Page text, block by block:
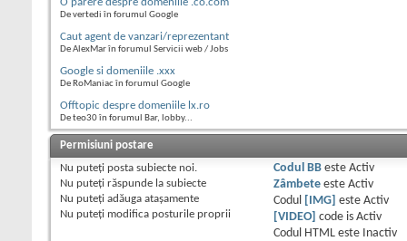
De vertedi în forumul Google
Caut agent de vanzari/reprezentant
De AlexMar în forumul Servicii web / Jobs
Google si domeniile .xxx
De RoManiac în forumul Google
Offtopic despre domeniile lx.ro
De teo30 în forumul Bar, lobby...
Permisiuni postare
Nu puteţi posta subiecte noi.
Nu puteţi răspunde la subiecte
Nu puteţi adăuga ataşamente
Nu puteţi modifica posturile proprii
Codul BBeste Activ
Zâmbeteeste Activ
Codul
[IMG] este Activ
[VIDEO] code is Activ
Codul HTML este
Inactiv